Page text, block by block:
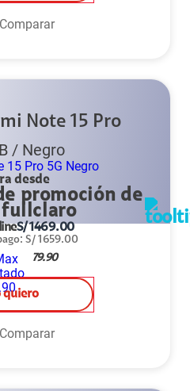
Comparar
Note 15 Pro
/ Negro
desde
S/1469.00
: S/ 1659.00
79.90
quiero
Comparar